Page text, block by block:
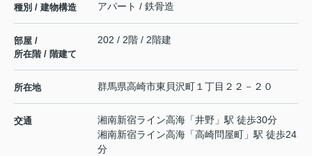
種別 / 建物構造 アパート / 鉄骨造
部屋 /
所在階 / 階建て
202 / 2階 / 2階建
所在地 群馬県高崎市東貝沢町 １丁目２２－２０
交通 湘南新宿ライン高海 「井野 」駅 徒歩30分
湘南新宿ライン高海 「高崎問屋町 」駅 徒歩24
分